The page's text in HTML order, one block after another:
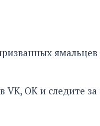
ямальцев
VK, ОКи следите